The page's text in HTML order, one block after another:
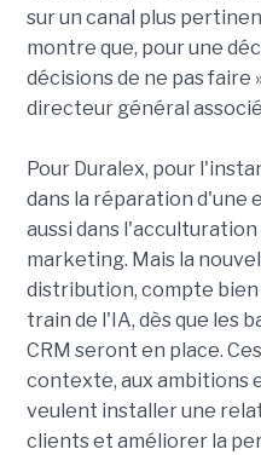
sur un canal plus
montre que, pour une
décisions de ne pas faire
directeur général
Pour Duralex, pour
dans la réparation d'une
aussi dans
marketing. Mais la
distribution, compte bien
train de l'IA, dès que les
CRM seront en place.
contexte, aux ambitions
veulent installer une
clients et améliorer la